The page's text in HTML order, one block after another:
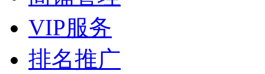
VIP服务
排名推广